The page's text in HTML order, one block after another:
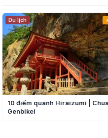
Du lịch
10 điểm quanh Hiraizumi |
Genbikei